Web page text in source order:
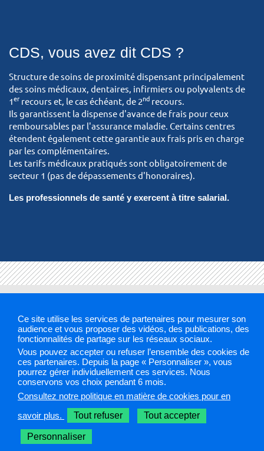
Ce site utilise les services de partenaires pour mesurer son
audience et vous proposer des vidéos, des publications, des
fonctionnalités de partage sur les réseaux sociaux.
Vous pouvez accepter ou refuser l’ensemble des cookies de
ces partenaires. Depuis la page « Personnaliser », vous
pourrez gérer individuellement ces services. Nous
conservons vos choix pendant 6 mois.
Consultez notre politique en matière de cookies pour en
savoir plus.
Tout refuser Tout accepter
Personnaliser
CDS, vous avez dit CDS ?
Structure de soins de proximité dispensant principalement
des soins médicaux, dentaires, infirmiers ou polyvalents de
1er recours et, le cas échéant, de 2nd recours.
Ils garantissent la dispense d'avance de frais pour ceux
remboursables par l'assurance maladie. Certains centres
étendent également cette garantie aux frais pris en charge
par les complémentaires.
Les tarifs médicaux pratiqués sont obligatoirement de
secteur 1 (pas de dépassements d'honoraires).
Les professionnels de santé y exercent à titre salarial.
ARS 2019
Sélectionnez une région pour accéder à votre site PAPS
Les sites PAPS